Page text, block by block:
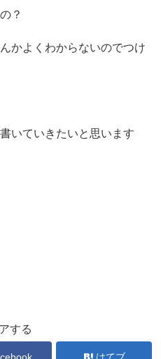
？
かよくわからないのでつけ
いていきたいと思います
する